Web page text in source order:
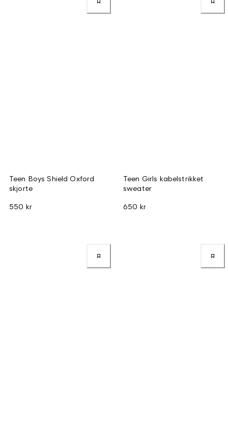
Teen Boys Shield Oxford
skjorte
550 kr
Teen Girls kabelstrikket
sweater
650 kr